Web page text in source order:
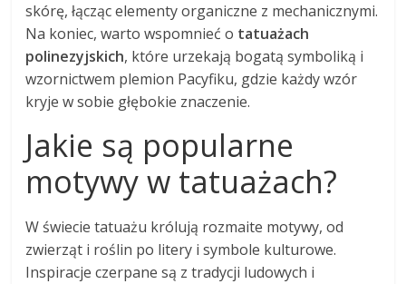
skórę, łącząc elementy organiczne z mechanicznymi.
Na koniec, warto wspomnieć o tatuażach
polinezyjskich, które urzekają bogatą symboliką i
wzornictwem plemion Pacyfiku, gdzie każdy wzór
kryje w sobie głębokie znaczenie.
Jakie są popularne
motywy w tatuażach?
W świecie tatuażu królują rozmaite motywy, od
zwierząt i roślin po litery i symbole kulturowe.
Inspiracje czerpane są z tradycji ludowych i